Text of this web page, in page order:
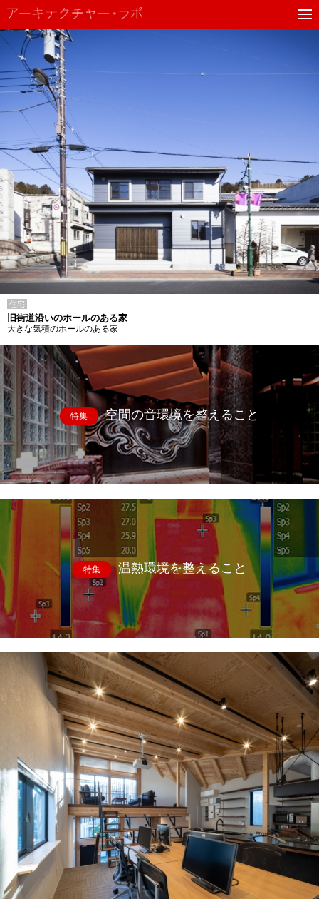
住宅
旧街道沿いのホールのある家
大きな気積のホールのある家
特集 空間の音環境を整えること
特集 温熱環境を整えること